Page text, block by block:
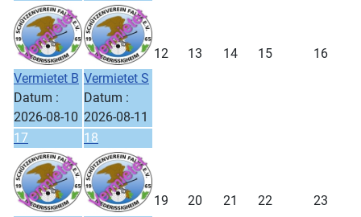
Vermietet B
Datum :
2026-08-10
Vermietet S
Datum :
2026-08-11
12 13 14 15 16
17 18
19 20 21 22 23